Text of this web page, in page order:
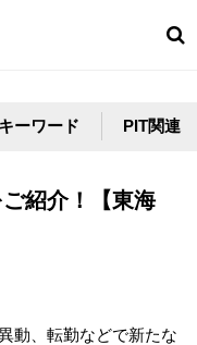
ーワード PIT関連
紹介！【東海
動、転勤などで新たな